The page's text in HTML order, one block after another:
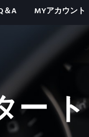
＆A MYアカウント
ー